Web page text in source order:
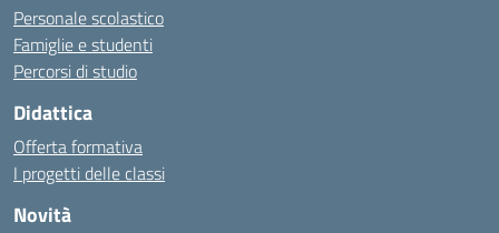
Personale scolastico
Famiglie e studenti
Percorsi di studio
Didattica
Offerta formativa
I progetti delle classi
Novità